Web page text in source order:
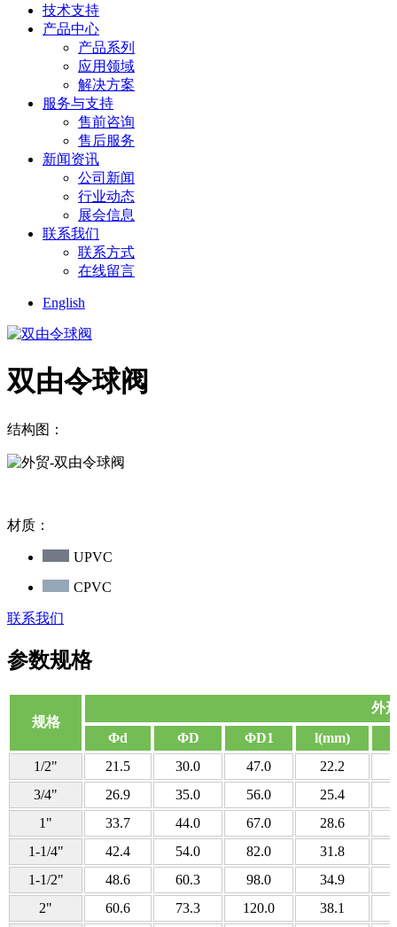
技术支持
产品中心
产品系列
应用领域
解决方案
服务与支持
售前咨询
售后服务
新闻资讯
公司新闻
行业动态
展会信息
联系我们
联系方式
在线留言
English
双由令球阀
结构图：
材质：
UPVC
CPVC
联系我们
参数规格
规格
外
Φd
ΦD ΦD1 l(mm)
1/2"
21.5 30.0 47.0
22.2
3/4"
26.9 35.0 56.0
25.4
1"
33.7 44.0 67.0
28.6
1-1/4"
42.4 54.0 82.0
31.8
1-1/2"
48.6 60.3 98.0
34.9
2"
60.6 73.3 120.0
38.1